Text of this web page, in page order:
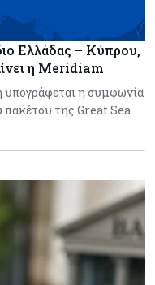
Ελλάδας – Κύπρου,
η Meridiam
η συμφωνία
πακέτου της Great Sea